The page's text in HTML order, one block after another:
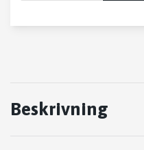
Beskrivning